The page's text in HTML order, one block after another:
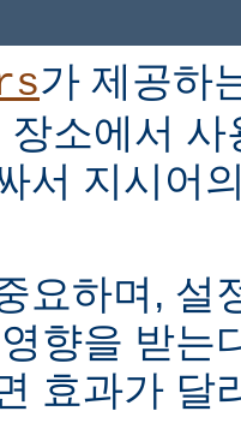
가 제공하
장소에서
서 지시어
요하며, 설
향을 받는
효과가 달